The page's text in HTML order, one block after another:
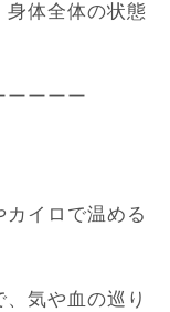
身体全体の状態
ーーーー
イロで温める
気や血の巡り